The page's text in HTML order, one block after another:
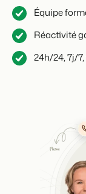
Équipe
Réactivité
24h/24, 7j/